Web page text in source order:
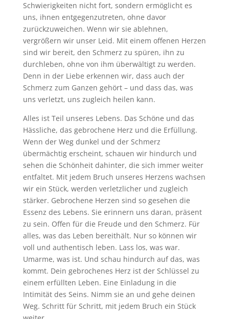
Schwierigkeiten nicht fort, sondern ermöglicht es
uns, ihnen entgegenzutreten, ohne davor
zurückzuweichen. Wenn wir sie ablehnen,
vergrößern wir unser Leid. Mit einem offenen Herzen
sind wir bereit, den Schmerz zu spüren, ihn zu
durchleben, ohne von ihm überwältigt zu werden.
Denn in der Liebe erkennen wir, dass auch der
Schmerz zum Ganzen gehört – und dass das, was
uns verletzt, uns zugleich heilen kann.
Alles ist Teil unseres Lebens. Das Schöne und das
Hässliche, das gebrochene Herz und die Erfüllung.
Wenn der Weg dunkel und der Schmerz
übermächtig erscheint, schauen wir hindurch und
sehen die Schönheit dahinter, die sich immer weiter
entfaltet. Mit jedem Bruch unseres Herzens wachsen
wir ein Stück, werden verletzlicher und zugleich
stärker. Gebrochene Herzen sind so gesehen die
Essenz des Lebens. Sie erinnern uns daran, präsent
zu sein. Offen für die Freude und den Schmerz. Für
alles, was das Leben bereithält. Nur so können wir
voll und authentisch leben. Lass los, was war.
Umarme, was ist. Und schau hindurch auf das, was
kommt. Dein gebrochenes Herz ist der Schlüssel zu
einem erfüllten Leben. Eine Einladung in die
Intimität des Seins. Nimm sie an und gehe deinen
Weg. Schritt für Schritt, mit jedem Bruch ein Stück